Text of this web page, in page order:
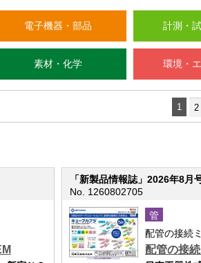
電子機器・部品 計測・
素材・化学 環境・
1 2
「新製品情報誌」2026年8月
No. 1260802705
管
配管の接続
配管の接